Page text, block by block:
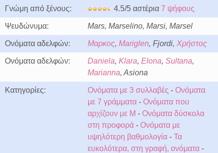
Γνώμη από ξένους: 4.5/5 αστέρια 7 ψήφους
Ψευδώνυμα: Mars, Marselino, Marsi, Marsel
Ονόματα αδελφών: Μαρκος, Mariglen, Fjordi, Χρήστος
Ονόματα αδελφών: Daniela, Klara, Elona, Sultana,
Marianna, Asiona
Κατηγορίες: Ονόματα με 3 συλλαβές - Ονόματα
με 7 γράμματα - Ονόματα που
αρχίζουν με M - Ονόματα δύσκολα
στη προφορά - Ονόματα με
υψηλότερη βαθμολογία - Τα
ευκολότερα, στη γραφή, ονόματα -